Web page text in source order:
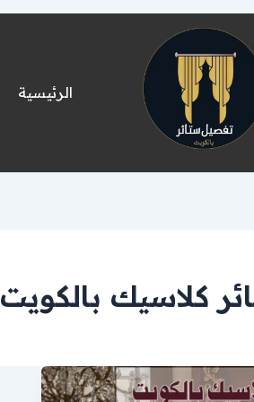
الرئيسية
كلاسيك بالكويت